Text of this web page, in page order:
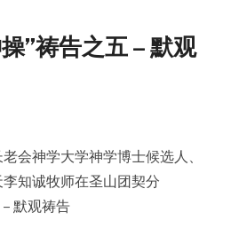
”祷告之五 – 默观
会神学大学神学博士候选人、
知诚牧师在圣山团契分
默观祷告